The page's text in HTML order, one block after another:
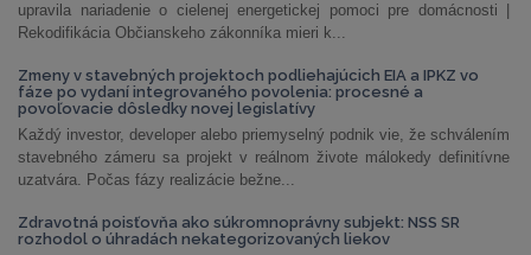
upravila nariadenie o cielenej energetickej pomoci pre domácnosti |
Rekodifikácia Občianskeho zákonníka mieri k...
Zmeny v stavebných projektoch podliehajúcich EIA a IPKZ vo
fáze po vydaní integrovaného povolenia: procesné a
povoľovacie dôsledky novej legislatívy
Každý investor, developer alebo priemyselný podnik vie, že schválením
stavebného zámeru sa projekt v reálnom živote málokedy definitívne
uzatvára. Počas fázy realizácie bežne...
Zdravotná poisťovňa ako súkromnoprávny subjekt: NSS SR
rozhodol o úhradách nekategorizovaných liekov